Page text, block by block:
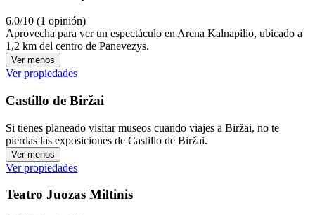
6.0/10 (1 opinión)
Aprovecha para ver un espectáculo en Arena Kalnapilio, ubicado a
1,2 km del centro de Panevezys.
Ver menos
Ver propiedades
Castillo de Biržai
Si tienes planeado visitar museos cuando viajes a Biržai, no te
pierdas las exposiciones de Castillo de Biržai.
Ver menos
Ver propiedades
Teatro Juozas Miltinis